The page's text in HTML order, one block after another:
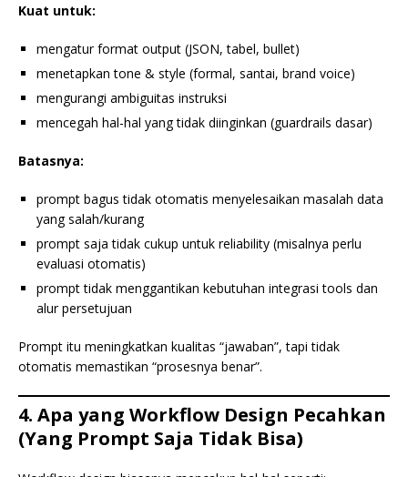
Kuat untuk:
mengatur format output (JSON, tabel, bullet)
menetapkan tone & style (formal, santai, brand voice)
mengurangi ambiguitas instruksi
mencegah hal-hal yang tidak diinginkan (guardrails dasar)
Batasnya:
prompt bagus tidak otomatis menyelesaikan masalah data
yang salah/kurang
prompt saja tidak cukup untuk reliability (misalnya perlu
evaluasi otomatis)
prompt tidak menggantikan kebutuhan integrasi tools dan
alur persetujuan
Prompt itu meningkatkan kualitas “jawaban”, tapi tidak
otomatis memastikan “prosesnya benar”.
4. Apa yang Workflow Design Pecahkan
(Yang Prompt Saja Tidak Bisa)